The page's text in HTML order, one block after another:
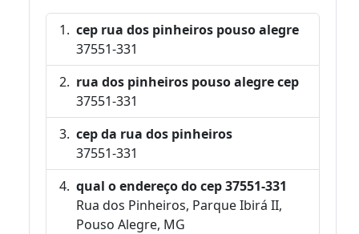
cep rua dos pinheiros pouso alegre
37551-331
rua dos pinheiros pouso alegre cep
37551-331
cep da rua dos pinheiros
37551-331
qual o endereço do cep 37551-331
Rua dos Pinheiros, Parque Ibirá II,
Pouso Alegre, MG